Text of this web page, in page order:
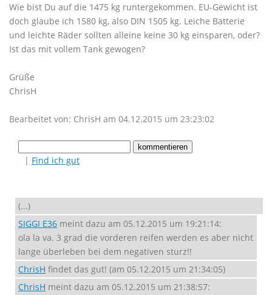
Wie bist Du auf die 1475 kg runtergekommen. EU-Gewicht ist
doch glaube ich 1580 kg, also DIN 1505 kg. Leiche Batterie
und leichte Räder sollten alleine keine 30 kg einsparen, oder?
Ist das mit vollem Tank gewogen?
Grüße
ChrisH
Bearbeitet von: ChrisH am 04.12.2015 um 23:23:02
| Find ich gut
(...)
SIGGI E36 meint dazu am 05.12.2015 um 19:21:14:
ola la va. 3 grad die vorderen reifen werden es aber nicht
lange überleben bei dem negativen sturz!!
ChrisH findet das gut! (am 05.12.2015 um 21:34:05)
ChrisH meint dazu am 05.12.2015 um 21:38:57: